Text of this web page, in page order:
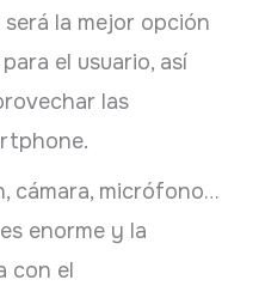
la mejor opción
el usuario, así
las
cámara, micrófono…
enorme y la
con el